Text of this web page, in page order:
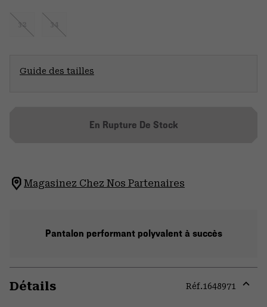
32 34
Guide des tailles
En Rupture De Stock
Magasinez Chez Nos Partenaires
Pantalon performant polyvalent à succès
Détails Réf.1648971